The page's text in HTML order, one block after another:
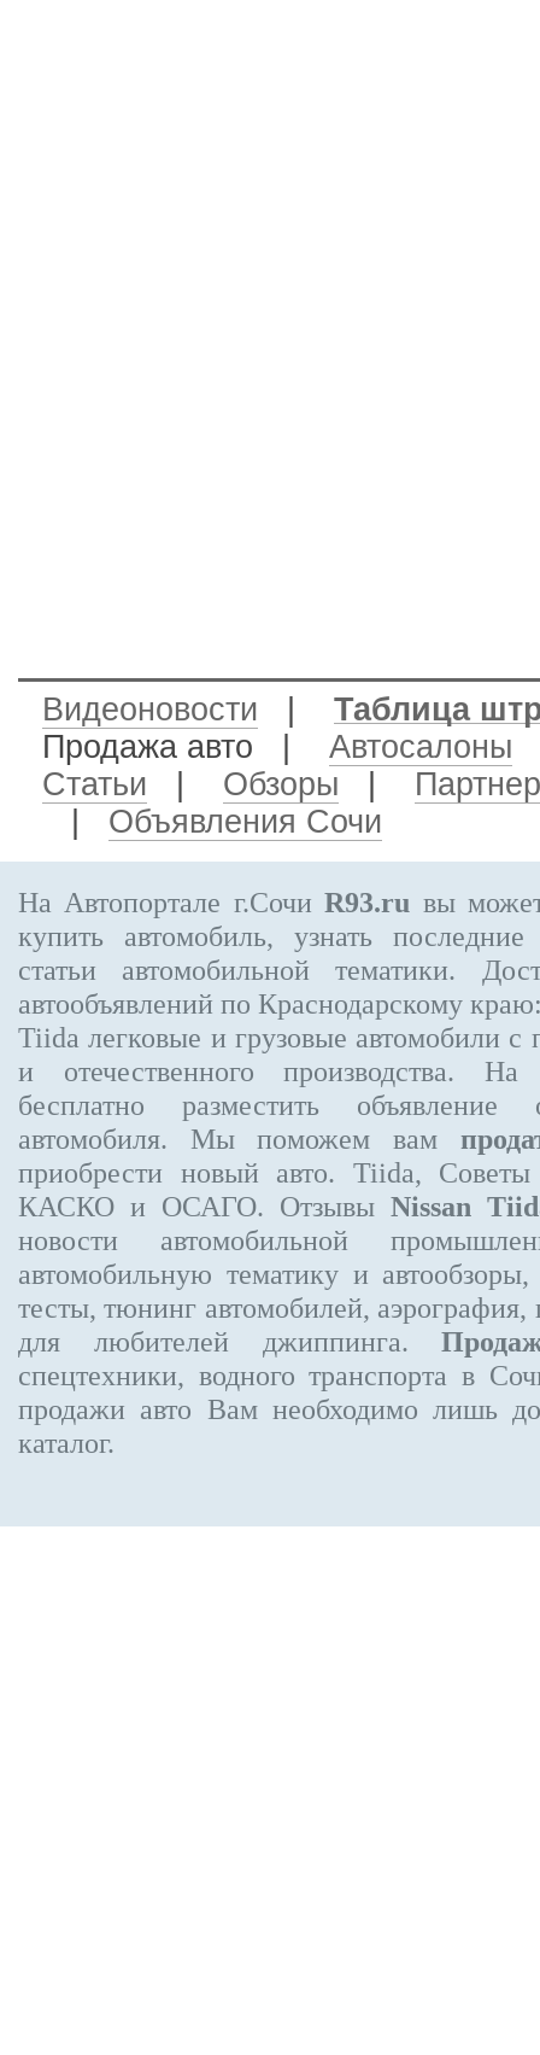
Видеоновости
Таблица
Продажа авто
Автосалоны
Статьи
Обзоры
Объявления Сочи
На Автопортале г.СочиR93.ru вы
купить автомобиль, узнать
статьи автомобильной тематики.
автообъявлений по Краснодарскому
Tiida легковые и грузовые автомобили с
и отечественного производства.
бесплатно разместить объявление о
автомобиля. Мы поможем вам
приобрести новый авто. Tiida, Советы
КАСКО и ОСАГО. Отзывы Nissan
новости автомобильной
автомобильную тематику и
тесты, тюнинг автомобилей,
для любителей джиппинга.
спецтехники, водного транспорта в
продажи авто Вам необходимо лишь
каталог.